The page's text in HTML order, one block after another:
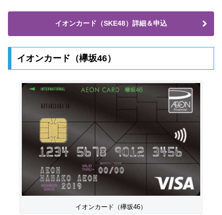
イオンカード（SKE48）詳細＆申込
イオンカード（欅坂46）
イオンカード（欅坂46）